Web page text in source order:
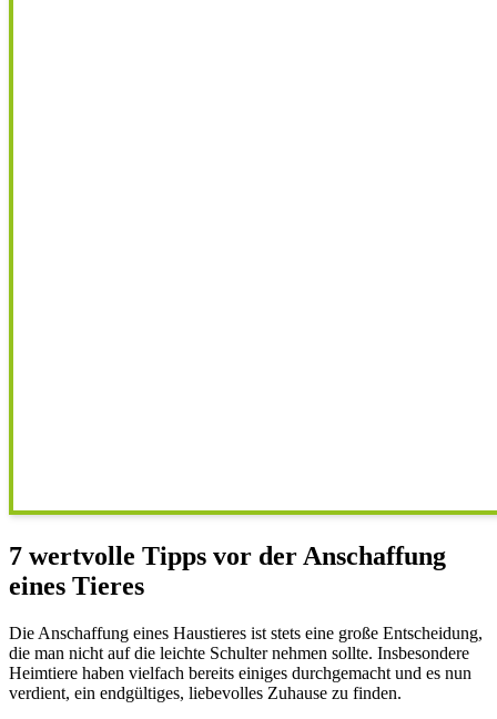
7 wertvolle Tipps vor der Anschaffung
eines Tieres
Die Anschaffung eines Haustieres ist stets eine große Entscheidung,
die man nicht auf die leichte Schulter nehmen sollte. Insbesondere
Heimtiere haben vielfach bereits einiges durchgemacht und es nun
verdient, ein endgültiges, liebevolles Zuhause zu finden.